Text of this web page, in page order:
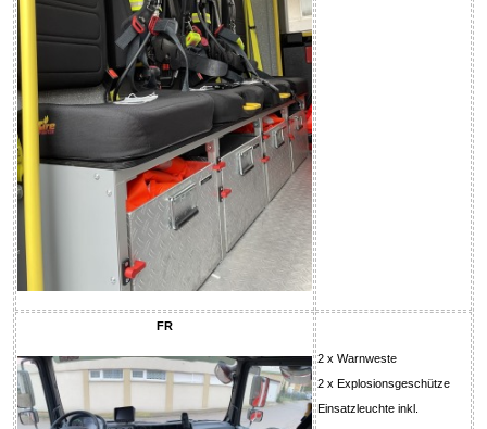
FR
2 x Warnweste
2 x Explosionsgeschütze
Einsatzleuchte inkl.